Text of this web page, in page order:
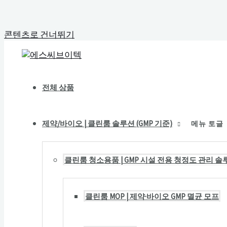
콘텐츠로 건너뛰기
전체 상품
제약/바이오 | 클린룸 솔루션 (GMP 기준) 메뉴 토글
클린룸 청소용품 | GMP 시설 전용 청정도 관리 솔
클린룸 MOP | 제약·바이오 GMP 멸균 모프